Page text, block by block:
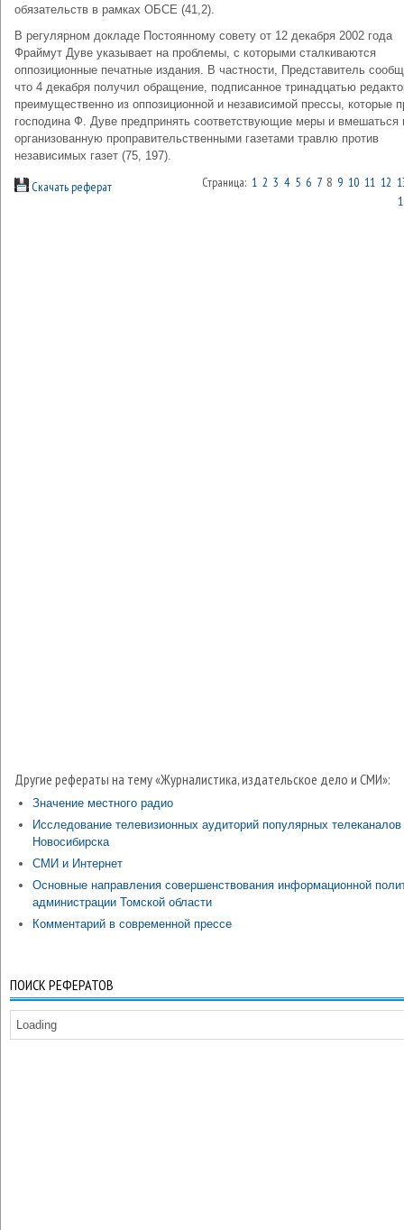
обязательств в рамках ОБСЕ (41,2).
В регулярном докладе Постоянному совету от 12 декабря 2002 года
Фраймут Дуве указывает на проблемы, с которыми сталкиваются
оппозиционные печатные издания. В частности, Представитель
что 4 декабря получил обращение, подписанное тринадцатью
преимущественно из оппозиционной и независимой прессы, которые
господина Ф. Дуве предпринять соответствующие меры и вмешаться
организованную проправительственными газетами травлю против
независимых газет (75, 197).
Скачать реферат Страница: 1 2 3 4 5 6 78 9 10 11 12
Другие рефераты на тему «Журналистика, издательское дело и СМИ»:
Значение местного радио
Исследование телевизионных аудиторий популярных телеканалов
Новосибирска
СМИ и Интернет
Основные направления совершенствования информационной
администрации Томской области
Комментарий в современной прессе
ПОИСК РЕФЕРАТОВ
Loading